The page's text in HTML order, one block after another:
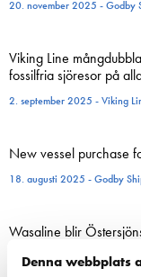
Denna webbplats
20. november 2025 - Godby
Viking Line
fossilfria sjöresor på
2. september 2025 - Viking
New vessel purchase
18. augusti 2025 - Godby
Wasaline blir
12. augusti 2025 - Wasaline